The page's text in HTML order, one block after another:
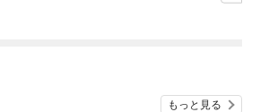
もっと見る